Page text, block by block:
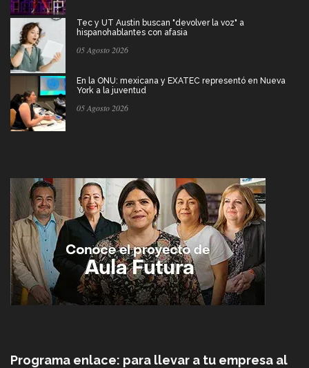
Tec y UT Austin buscan "devolver la voz" a
hispanohablantes con afasia
05 Agosto 2026
En la ONU: mexicana y EXATEC representó en Nueva
York a la juventud
05 Agosto 2026
Programa enlace: para llevar a tu empresa al